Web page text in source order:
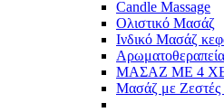
Candle Massage
Ολιστικό Μασάζ
Ινδικό Μασάζ
Αρωματοθεραπεία
ΜΑΣΑΖ ΜΕ 4
Μασάζ με Ζεστές